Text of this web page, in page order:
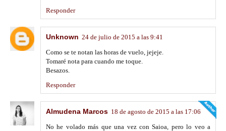
Responder
Unknown 24 de julio de 2015 a las 9:41
Como se te notan las horas de vuelo, jejeje.
Tomaré nota para cuando me toque.
Besazos.
Responder
Almudena Marcos 18 de agosto de 2015 a las 17:06
No he volado más que una vez con Saioa, pero lo veo a